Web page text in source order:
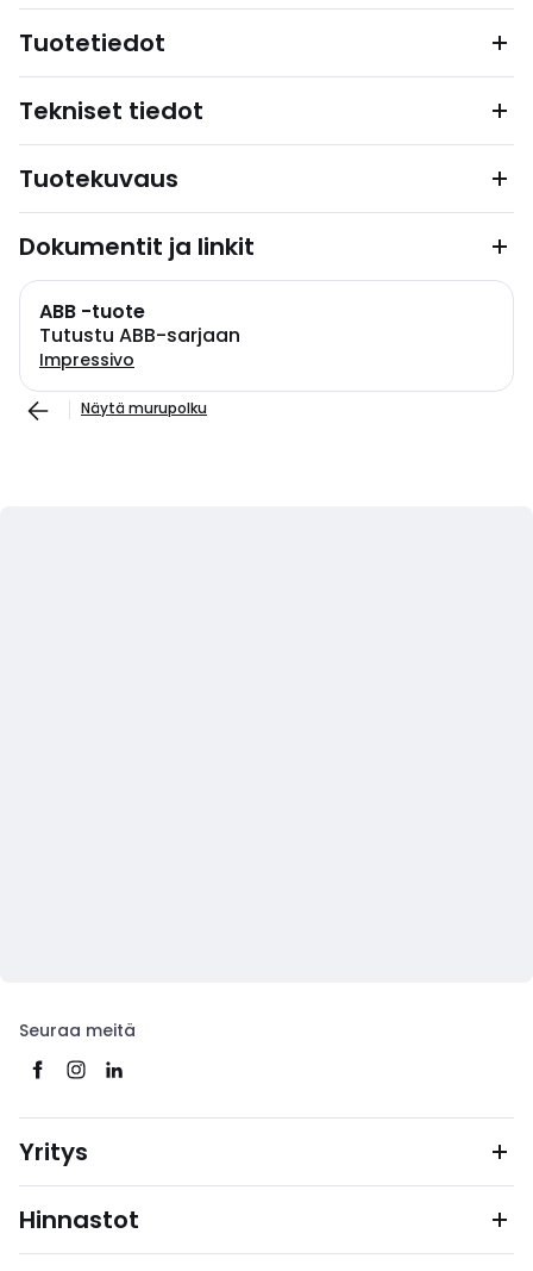
Tuotetiedot
Tekniset tiedot
Tuotekuvaus
Dokumentit ja linkit
ABB -tuote
Tutustu ABB-sarjaan
Impressivo
Näytä murupolku
Seuraa meitä
Yritys
Hinnastot